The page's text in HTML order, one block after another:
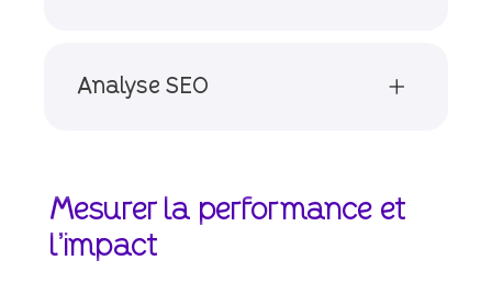
Analyse SEO
Mesurer la performance et
l'impact